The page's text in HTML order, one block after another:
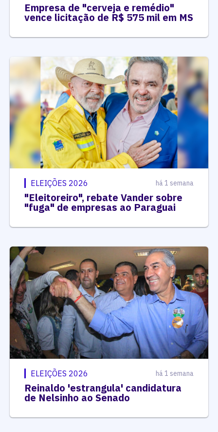
Empresa de "cerveja e remédio"
vence licitação de R$ 575 mil em MS
ELEIÇÕES 2026 há 1 semana
"Eleitoreiro", rebate Vander sobre
"fuga" de empresas ao Paraguai
ELEIÇÕES 2026 há 1 semana
Reinaldo 'estrangula' candidatura
de Nelsinho ao Senado